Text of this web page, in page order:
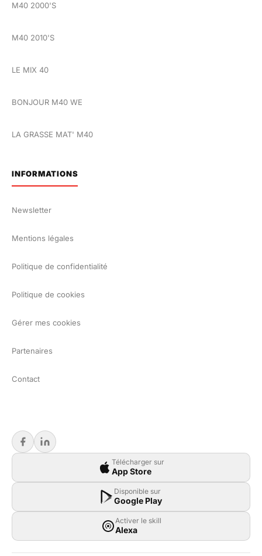
M40 2000'S
M40 2010'S
LE MIX 40
BONJOUR M40 WE
LA GRASSE MAT' M40
INFORMATIONS
Newsletter
Mentions légales
Politique de confidentialité
Politique de cookies
Gérer mes cookies
Partenaires
Contact
Télécharger sur
App Store
Disponible sur
Google Play
Activer le skill
Alexa